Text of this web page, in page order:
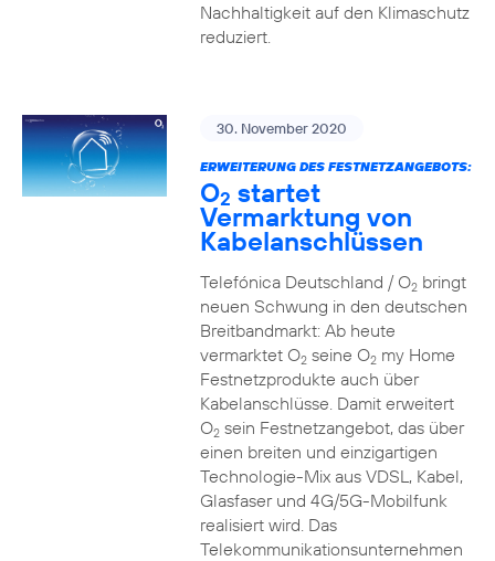
Nachhaltigkeit auf den Klimaschutz
reduziert.
30. November 2020
ERWEITERUNG DES FESTNETZANGEBOTS:
O2 startet
Vermarktung von
Kabelanschlüssen
Telefónica Deutschland / O2bringt
neuen Schwung in den deutschen
Breitbandmarkt: Ab heute
vermarktet O2seine O2my Home
Festnetzprodukte auch über
Kabelanschlüsse. Damit erweitert
O2sein Festnetzangebot, das über
einen breiten und einzigartigen
Technologie-Mix aus VDSL, Kabel,
Glasfaser und 4G/5G-Mobilfunk
realisiert wird. Das
Telekommunikationsunternehmen